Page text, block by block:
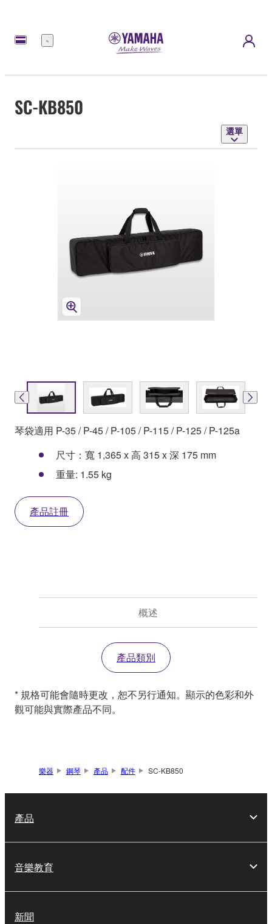
選
SC-KB850
選單
琴袋適用 P-35 / P-45 / P-105 / P-115 / P-125 / P-125a
尺寸：寬 1,365 x 高 315 x 深 175 mm
重量: 1.55 kg
產品註冊
概述
產品類別
* 規格可能會隨時更改，恕不另行通知。顯示的色彩和外
觀可能與實際產品不同。
樂器 鋼琴 產品 配件 SC-KB850
產品
音樂教育
新聞